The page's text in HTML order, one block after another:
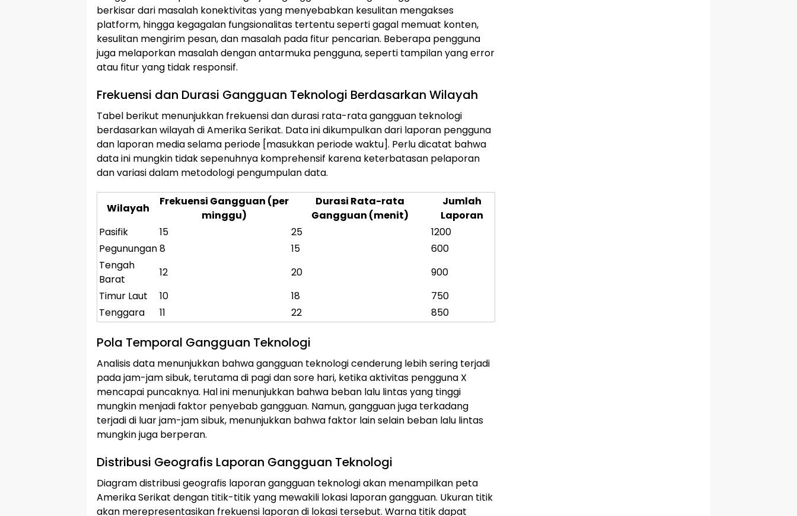
berkisar dari masalah konektivitas yang menyebabkan kesulitan mengakses
platform, hingga kegagalan fungsionalitas tertentu seperti gagal memuat konten,
kesulitan mengirim pesan, dan masalah pada fitur pencarian. Beberapa pengguna
juga melaporkan masalah dengan antarmuka pengguna, seperti tampilan yang error
atau fitur yang tidak responsif.
Frekuensi dan Durasi Gangguan Teknologi Berdasarkan Wilayah
Tabel berikut menunjukkan frekuensi dan durasi rata-rata gangguan teknologi
berdasarkan wilayah di Amerika Serikat. Data ini dikumpulkan dari laporan pengguna
dan laporan media selama periode [masukkan periode waktu]. Perlu dicatat bahwa
data ini mungkin tidak sepenuhnya komprehensif karena keterbatasan pelaporan
dan variasi dalam metodologi pengumpulan data.
Wilayah
Frekuensi Gangguan (per
minggu)
Durasi Rata-rata
Gangguan (menit)
Jumlah
Laporan
Pasifik
15 25
1200
Pegunungan8 15
600
Tengah
Barat
12 20
900
Timur Laut
10 18
750
Tenggara
11 22 850
Pola Temporal Gangguan Teknologi
Analisis data menunjukkan bahwa gangguan teknologi cenderung lebih sering terjadi
pada jam-jam sibuk, terutama di pagi dan sore hari, ketika aktivitas pengguna X
mencapai puncaknya. Hal ini menunjukkan bahwa beban lalu lintas yang tinggi
mungkin menjadi faktor penyebab gangguan. Namun, gangguan juga terkadang
terjadi di luar jam-jam sibuk, menunjukkan bahwa faktor lain selain beban lalu lintas
mungkin juga berperan.
Distribusi Geografis Laporan Gangguan Teknologi
Diagram distribusi geografis laporan gangguan teknologi akan menampilkan peta
Amerika Serikat dengan titik-titik yang mewakili lokasi laporan gangguan. Ukuran titik
akan merepresentasikan frekuensi laporan di lokasi tersebut. Warna titik dapat